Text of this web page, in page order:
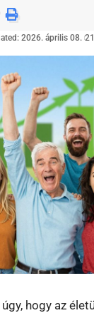
2026. április 08.
hogy az